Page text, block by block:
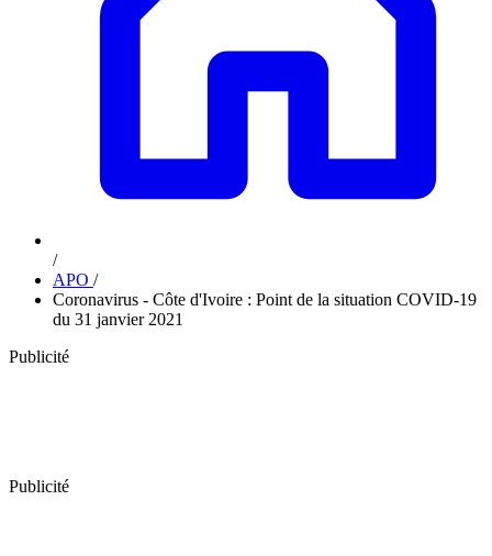
/
APO /
Coronavirus - Côte d'Ivoire : Point de la situation COVID-19
du 31 janvier 2021
Publicité
Publicité